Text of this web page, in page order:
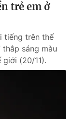
trẻ em ở
tiếng trên thế
sáng màu
giới (20/11).